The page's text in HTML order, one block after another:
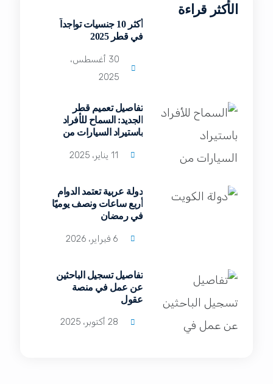
الأكثر قراءة
أكثر 10 جنسيات تواجداً
في قطر 2025
30 أغسطس،
2025
تفاصيل تعميم قطر
الجديد: السماح للأفراد
باستيراد السيارات من
11 يناير، 2025
دولة عربية تعتمد الدوام
أربع ساعات ونصف يوميًا
في رمضان
6 فبراير، 2026
تفاصيل تسجيل الباحثين
عن عمل في منصة
عقول
28 أكتوبر، 2025